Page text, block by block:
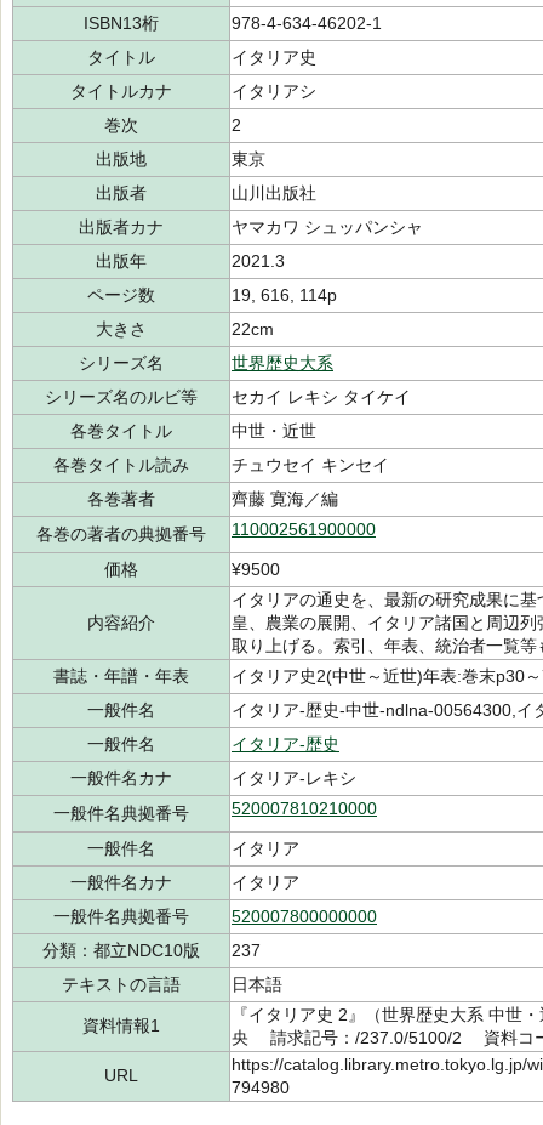
ISBN13桁
978-4-634-46202-1
タイトル
イタリア史
タイトルカナ
イタリアシ
巻次
2
出版地
東京
出版者
山川出版社
出版者カナ
ヤマカワ シュッパンシャ
出版年
2021.3
ページ数
19, 616, 114p
大きさ
22cm
シリーズ名
世界歴史大系
シリーズ名のルビ等
セカイ レキシ タイケイ
各巻タイトル
中世・近世
各巻タイトル読み
チュウセイ キンセイ
各巻著者
齊藤 寛海／編
各巻の著者の典拠番号
110002561900000
価格 ¥9500
内容紹介
イタリアの通史を、最新の研究成果に
皇、農業の展開、イタリア諸国と周辺
取り上げる。索引、年表、統治者一覧等
書誌・年譜・年表
イタリア史2(中世～近世)年表:巻末p30
一般件名
イタリア-歴史-中世-ndlna-00564300,
一般件名
イタリア-歴史
一般件名カナ
イタリア-レキシ
一般件名典拠番号
520007810210000
一般件名
イタリア
一般件名カナ
イタリア
一般件名典拠番号
520007800000000
分類：都立NDC10版
237
テキストの言語
日本語
資料情報1
『イタリア史 2』（世界歴史大系 中
央 請求記号：/237.0/5100/2 資料コ
URL
https://catalog.library.metro.tokyo.lg.jp/
794980